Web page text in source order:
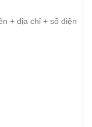
+ địa chỉ + số điện